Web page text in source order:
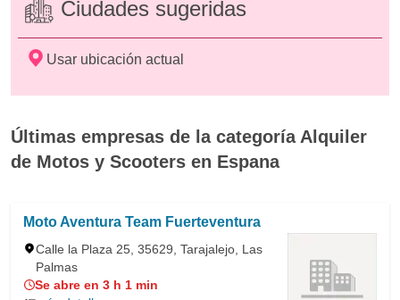
Ciudades sugeridas
Usar ubicación actual
Últimas empresas de la categoría Alquiler
de Motos y Scooters en Espana
Moto Aventura Team Fuerteventura
Calle la Plaza 25, 35629, Tarajalejo, Las
Palmas
Se abre en 3 h 1 min